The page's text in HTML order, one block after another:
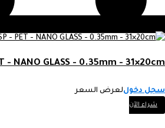
- NANO GLASS - 0.35mm - 31×20cm
سجل دخوللعرض السعر
شراء الآن